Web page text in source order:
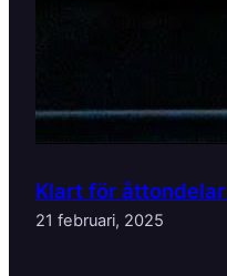
Klart för åttondelar
21 februari, 2025